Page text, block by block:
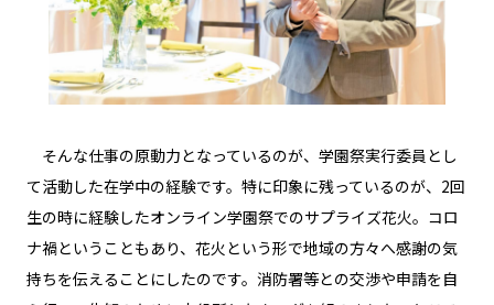
そんな仕事の原動力となっているのが、学園祭実行委員とし
て活動した在学中の経験です。特に印象に残っているのが、2回
生の時に経験したオンライン学園祭でのサプライズ花火。コロ
ナ禍ということもあり、花火という形で地域の方々へ感謝の気
持ちを伝えることにしたのです。消防署等との交渉や申請を自